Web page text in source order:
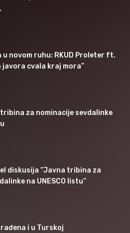
novom ruhu: RKUD Proleter ft.
javora cvala kraj mora”
za nominacije sevdalinke
diskusija “Javna tribina za
na UNESCO listu”
i u Turskoj